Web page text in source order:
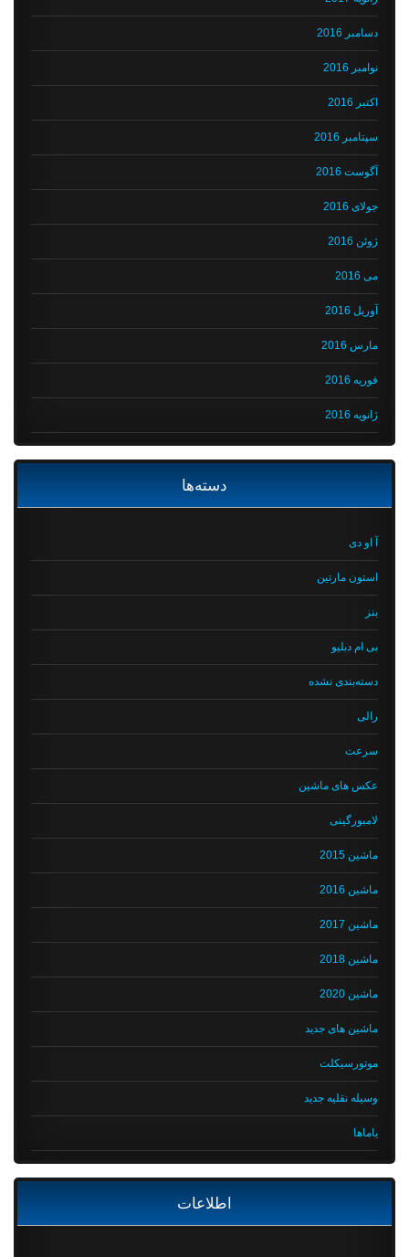
دسامبر 2016
نوامبر 2016
اکتبر 2016
سپتامبر 2016
آگوست 2016
جولای 2016
ژوئن 2016
می 2016
آوریل 2016
مارس 2016
فوریه 2016
ژانویه 2016
دسته‌ها
آ او دی
استون مارتین
بی ام دبلیو
دسته‌بندی نشده
رالی
سرعت
عکس های ماشین
لامبورگینی
ماشین 2015
ماشین 2016
ماشین 2017
ماشین 2018
ماشین 2020
ماشین های جدید
موتورسیکلت
وسیله نقلیه جدید
یاماها
اطلاعات